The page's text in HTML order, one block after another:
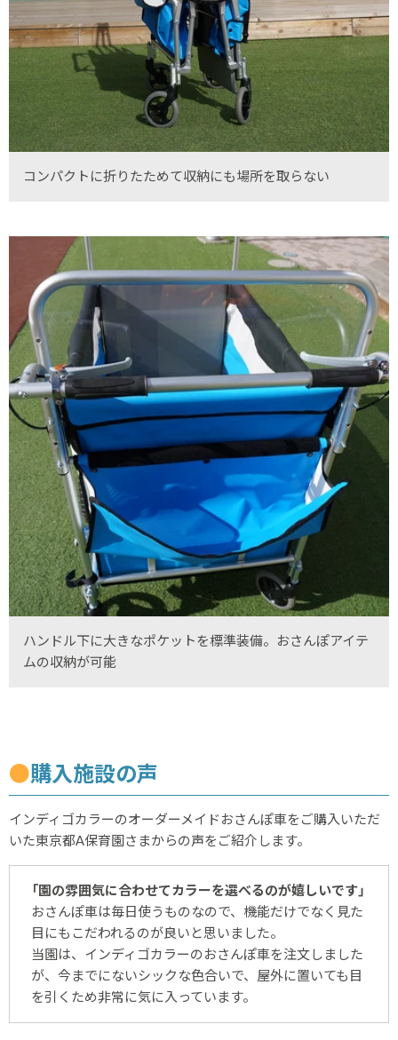
コンパクトに折りたためて収納にも場所を取らない
ハンドル下に大きなポケットを標準装備。おさんぽアイテ
ムの収納が可能
●購入施設の声
インディゴカラーのオーダーメイドおさんぽ車をご購入いただ
いた東京都A保育園さまからの声をご紹介します。
「園の雰囲気に合わせてカラーを選べるのが嬉しいです」
おさんぽ車は毎日使うものなので、機能だけでなく見た
目にもこだわれるのが良いと思いました。
当園は、インディゴカラーのおさんぽ車を注文しました
が、今までにないシックな色合いで、屋外に置いても目
を引くため非常に気に入っています。